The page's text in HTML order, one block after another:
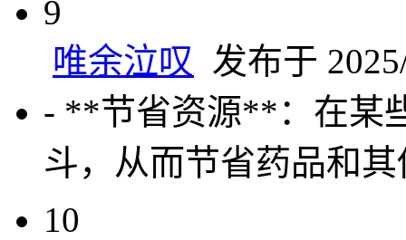
9
唯余泣叹 发布于
- **节省资源**：在某
斗，从而节省药品和
10